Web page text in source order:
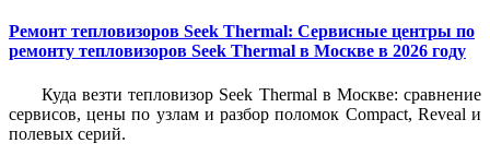
Ремонт тепловизоров Seek Thermal: Сервисные центры по
ремонту тепловизоров Seek Thermal в Москве в 2026 году
Куда везти тепловизор Seek Thermal в Москве: сравнение
сервисов, цены по узлам и разбор поломок Compact, Reveal и
полевых серий.